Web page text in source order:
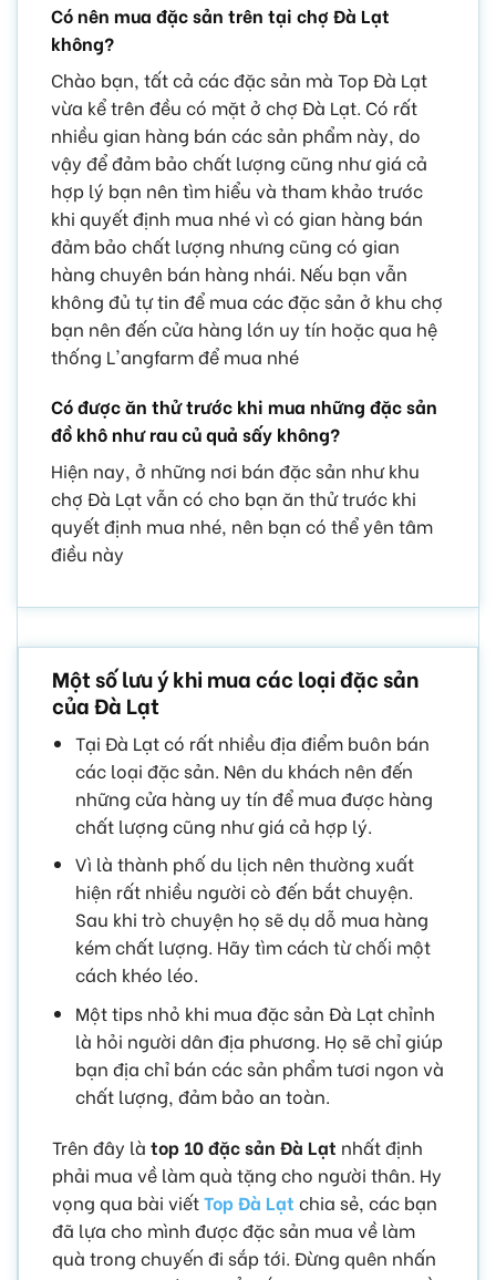
Có nên mua đặc sản trên tại chợ Đà Lạt
không?
Chào bạn, tất cả các đặc sản mà Top Đà Lạt
vừa kể trên đều có mặt ở chợ Đà Lạt. Có rất
nhiều gian hàng bán các sản phẩm này, do
vậy để đảm bảo chất lượng cũng như giá cả
hợp lý bạn nên tìm hiểu và tham khảo trước
khi quyết định mua nhé vì có gian hàng bán
đảm bảo chất lượng nhưng cũng có gian
hàng chuyên bán hàng nhái. Nếu bạn vẫn
không đủ tự tin để mua các đặc sản ở khu chợ
bạn nên đến cửa hàng lớn uy tín hoặc qua hệ
thống L'angfarm để mua nhé
Có được ăn thử trước khi mua những đặc sản
đồ khô như rau củ quả sấy không?
Hiện nay, ở những nơi bán đặc sản như khu
chợ Đà Lạt vẫn có cho bạn ăn thử trước khi
quyết định mua nhé, nên bạn có thể yên tâm
điều này
Một số lưu ý khi mua các loại đặc sản
của Đà Lạt
Tại Đà Lạt có rất nhiều địa điểm buôn bán
các loại đặc sản. Nên du khách nên đến
những cửa hàng uy tín để mua được hàng
chất lượng cũng như giá cả hợp lý.
Vì là thành phố du lịch nên thường xuất
hiện rất nhiều người cò đến bắt chuyện.
Sau khi trò chuyện họ sẽ dụ dỗ mua hàng
kém chất lượng. Hãy tìm cách từ chối một
cách khéo léo.
Một tips nhỏ khi mua đặc sản Đà Lạt chỉnh
là hỏi người dân địa phương. Họ sẽ chỉ giúp
bạn địa chỉ bán các sản phẩm tươi ngon và
chất lượng, đảm bảo an toàn.
Trên đây là top 10 đặc sản Đà Lạt nhất định
phải mua về làm quà tặng cho người thân. Hy
vọng qua bài viếtTop Đà Lạt chia sẻ, các bạn
đã lựa cho mình được đặc sản mua về làm
quà trong chuyến đi sắp tới. Đừng quên nhấn